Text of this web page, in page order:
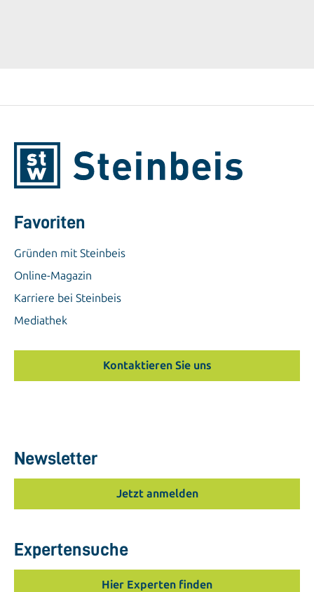
Favoriten
Gründen mit Steinbeis
Online-Magazin
Karriere bei Steinbeis
Mediathek
Kontaktieren Sie uns
Newsletter
Jetzt anmelden
Expertensuche
Hier Experten finden